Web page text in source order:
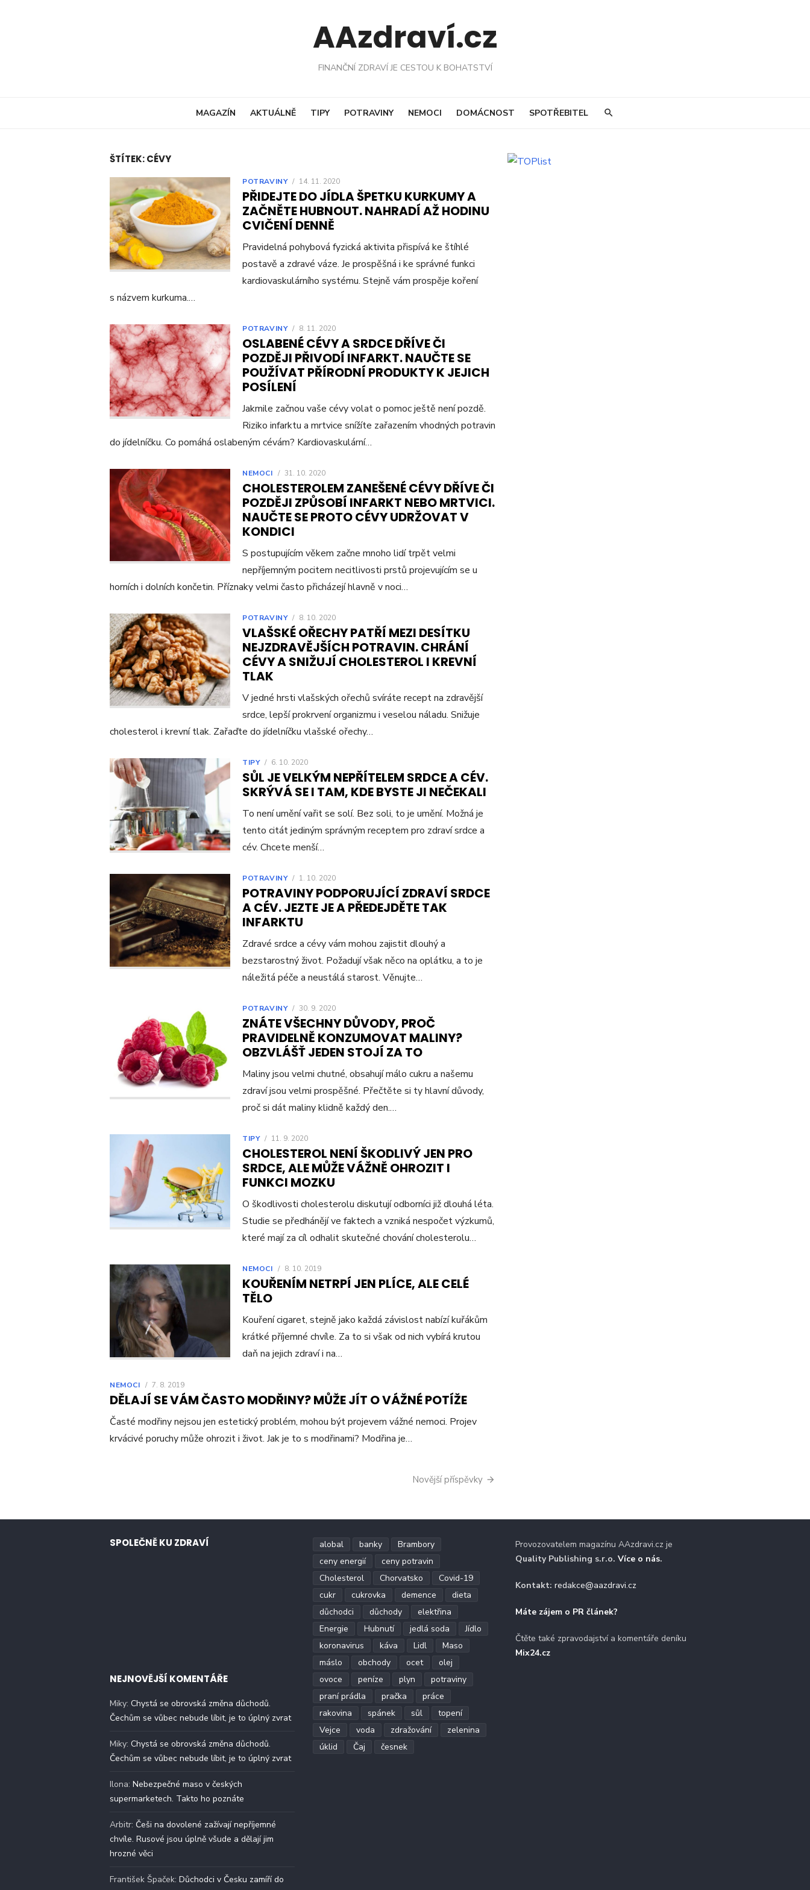
AAzdraví.cz
FINANČNÍ ZDRAVÍ JE CESTOU K BOHATSTVÍ
MAGAZÍN AKTUÁLNĚ TIPY POTRAVINY NEMOCI DOMÁCNOST SPOTŘEBITEL
ŠTÍTEK:CÉVY
POTRAVINY / 14. 11. 2020
PŘIDEJTE DO JÍDLA ŠPETKU KURKUMY A
ZAČNĚTE HUBNOUT. NAHRADÍ AŽ HODINU
CVIČENÍ DENNĚ
Pravidelná pohybová fyzická aktivita přispívá ke štíhlé
postavě a zdravé váze. Je prospěšná i ke správné funkci
kardiovaskulárního systému. Stejně vám prospěje koření
s názvem kurkuma.…
POTRAVINY / 8. 11. 2020
OSLABENÉ CÉVY A SRDCE DŘÍVE ČI
POZDĚJI PŘIVODÍ INFARKT. NAUČTE SE
POUŽÍVAT PŘÍRODNÍ PRODUKTY K JEJICH
POSÍLENÍ
Jakmile začnou vaše cévy volat o pomoc ještě není pozdě.
Riziko infarktu a mrtvice snížíte zařazením vhodných potravin
do jídelníčku. Co pomáhá oslabeným cévám? Kardiovaskulární…
NEMOCI / 31. 10. 2020
CHOLESTEROLEM ZANEŠENÉ CÉVY DŘÍVE ČI
POZDĚJI ZPŮSOBÍ INFARKT NEBO MRTVICI.
NAUČTE SE PROTO CÉVY UDRŽOVAT V
KONDICI
S postupujícím věkem začne mnoho lidí trpět velmi
nepříjemným pocitem necitlivosti prstů projevujícím se u
horních i dolních končetin. Příznaky velmi často přicházejí hlavně v noci…
POTRAVINY / 8. 10. 2020
VLAŠSKÉ OŘECHY PATŘÍ MEZI DESÍTKU
NEJZDRAVĚJŠÍCH POTRAVIN. CHRÁNÍ
CÉVY A SNIŽUJÍ CHOLESTEROL I KREVNÍ
TLAK
V jedné hrsti vlašských ořechů svíráte recept na zdravější
srdce, lepší prokrvení organizmu i veselou náladu. Snižuje
cholesterol i krevní tlak. Zařaďte do jídelníčku vlašské ořechy…
TIPY / 6. 10. 2020
SŮL JE VELKÝM NEPŘÍTELEM SRDCE A CÉV.
SKRÝVÁ SE I TAM, KDE BYSTE JI NEČEKALI
To není umění vařit se solí. Bez soli, to je umění. Možná je
tento citát jediným správným receptem pro zdraví srdce a
cév. Chcete menší…
POTRAVINY / 1. 10. 2020
POTRAVINY PODPORUJÍCÍ ZDRAVÍ SRDCE
A CÉV. JEZTE JE A PŘEDEJDĚTE TAK
INFARKTU
Zdravé srdce a cévy vám mohou zajistit dlouhý a
bezstarostný život. Požadují však něco na oplátku, a to je
náležitá péče a neustálá starost. Věnujte…
POTRAVINY / 30. 9. 2020
ZNÁTE VŠECHNY DŮVODY, PROČ
PRAVIDELNĚ KONZUMOVAT MALINY?
OBZVLÁŠŤ JEDEN STOJÍ ZA TO
Maliny jsou velmi chutné, obsahují málo cukru a našemu
zdraví jsou velmi prospěšné. Přečtěte si ty hlavní důvody,
proč si dát maliny klidně každý den.…
TIPY / 11. 9. 2020
CHOLESTEROL NENÍ ŠKODLIVÝ JEN PRO
SRDCE, ALE MŮŽE VÁŽNĚ OHROZIT I
FUNKCI MOZKU
O škodlivosti cholesterolu diskutují odborníci již dlouhá léta.
Studie se předhánějí ve faktech a vzniká nespočet výzkumů,
které mají za cíl odhalit skutečné chování cholesterolu…
NEMOCI / 8. 10. 2019
KOUŘENÍM NETRPÍ JEN PLÍCE, ALE CELÉ
TĚLO
Kouření cigaret, stejně jako každá závislost nabízí kuřákům
krátké příjemné chvíle. Za to si však od nich vybírá krutou
daň na jejich zdraví i na…
NEMOCI / 7. 8. 2019
DĚLAJÍ SE VÁM ČASTO MODŘINY? MŮŽE JÍT O VÁŽNÉ POTÍŽE
Časté modřiny nejsou jen estetický problém, mohou být projevem vážné nemoci. Projev
krvácivé poruchy může ohrozit i život. Jak je to s modřinami? Modřina je…
příspěvky
Novější příspěvky
SPOLEČNĚ KU ZDRAVÍ
NEJNOVĚJŠÍ KOMENTÁŘE
Miky: Chystá se obrovská změna důchodů.
Čechům se vůbec nebude líbit, je to úplný zvrat
Miky: Chystá se obrovská změna důchodů.
Čechům se vůbec nebude líbit, je to úplný zvrat
Ilona: Nebezpečné maso v českých
supermarketech. Takto ho poznáte
Arbitr: Češi na dovolené zažívají nepříjemné
chvíle. Rusové jsou úplně všude a dělají jim
hrozné věci
František Špaček: Důchodci v Česku zamíří do
alobal banky
Brambory
ceny energií
ceny potravin
Cholesterol
Chorvatsko
Covid-19
cukr
cukrovka demence
dieta
důchodci
důchody
elektřina
Energie
Hubnutí jedlá soda
Jídlo
koronavirus
káva Lidl
Maso
máslo
obchody ocet
olej
ovoce
peníze plyn
potraviny
praní prádla
pračka
práce
rakovina
spánek sůl
topení
Vejce
voda zdražování
zelenina
úklid
Čaj česnek
Provozovatelem magazínu AAzdravi.cz je
Quality Publishing s.r.o.Více o nás.
Kontakt: redakce@aazdravi.cz
Máte zájem o PR článek?
Čtěte také zpravodajství a komentáře deníku
Mix24.cz